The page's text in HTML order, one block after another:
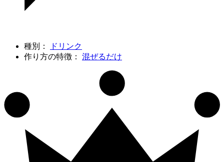
種別：
ドリンク
作り方の特徴： 混ぜるだけ